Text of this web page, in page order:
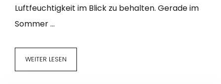
Luftfeuchtigkeit im Blick zu behalten. Gerade im
Sommer …
WEITER LESEN